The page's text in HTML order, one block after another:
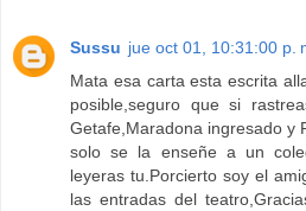
Sussu jue oct 01, 10:31:00 p.
Mata esa carta esta escrita
posible,seguro que si
Getafe,Maradona ingresado y
solo se la enseñe a un
leyeras tu.Porcierto soy el
las entradas del